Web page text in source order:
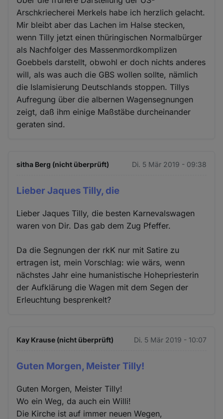
Arschkriecherei Merkels habe ich herzlich gelacht.
Mir bleibt aber das Lachen im Halse stecken,
wenn Tilly jetzt einen thüringischen Normalbürger
als Nachfolger des Massenmordkomplizen
Goebbels darstellt, obwohl er doch nichts anderes
will, als was auch die GBS wollen sollte, nämlich
die Islamisierung Deutschlands stoppen. Tillys
Aufregung über die albernen Wagensegnungen
zeigt, daß ihm einige Maßstäbe durcheinander
geraten sind.
sitha Berg (nicht überprüft) Di. 5 Mär 2019 - 09:38
Lieber Jaques Tilly, die
Lieber Jaques Tilly, die besten Karnevalswagen
waren von Dir. Das gab dem Zug Pfeffer.
Da die Segnungen der rkK nur mit Satire zu
ertragen ist, mein Vorschlag: wie wärs, wenn
nächstes Jahr eine humanistische Hohepriesterin
der Aufklärung die Wagen mit dem Segen der
Erleuchtung besprenkelt?
Kay Krause (nicht überprüft) Di. 5 Mär 2019 - 10:07
Guten Morgen, Meister Tilly!
Guten Morgen, Meister Tilly!
Wo ein Weg, da auch ein Willi!
Die Kirche ist auf immer neuen Wegen,